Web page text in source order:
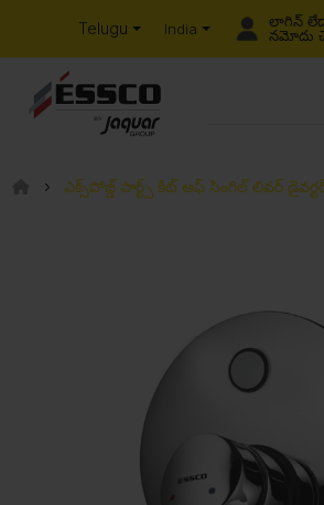
Telugu India
లాగిన్
నమోదు
ఎక్స్‌పోజ్డ్ పార్ట్స్ కిట్ ఆఫ్ సింగిల్ లివర్